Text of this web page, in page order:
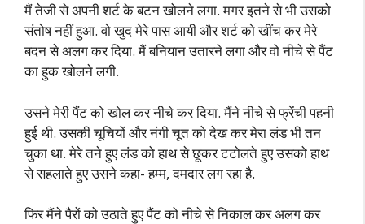
मैं तेजी से अपनी शर्ट के बटन खोलने लगा. मगर इतने से भी उसको
संतोष नहीं हुआ. वो खुद मेरे पास आयी और शर्ट को खींच कर मेरे
बदन से अलग कर दिया. मैं बनियान उतारने लगा और वो नीचे से पैंट
का हुक खोलने लगी.
उसने मेरी पैंट को खोल कर नीचे कर दिया. मैंने नीचे से फ्रेंची पहनी
हुई थी. उसकी चूचियों और नंगी चूत को देख कर मेरा लंड भी तन
चुका था. मेरे तने हुए लंड को हाथ से छूकर टटोलते हुए उसको हाथ
से सहलाते हुए उसने कहा- हम्म, दमदार लग रहा है.
फिर मैंने पैरों को उठाते हुए पैंट को नीचे से निकाल कर अलग कर